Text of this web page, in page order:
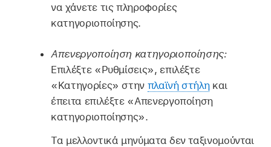
να χάνετε τις πληροφορίες
κατηγοριοποίησης.
Απενεργοποίηση κατηγοριοποίησης:
Επιλέξτε «Ρυθμίσεις», επιλέξτε
«Κατηγορίες» στην πλαϊνή στήληκαι
έπειτα επιλέξτε «Απενεργοποίηση
κατηγοριοποίησης».
Τα μελλοντικά μηνύματα δεν ταξινομούνται